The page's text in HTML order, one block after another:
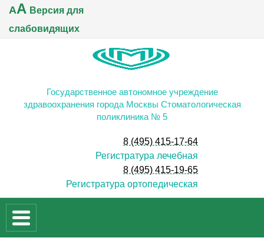
AA Версия для
слабовидящих
Государственное автономное учреждение
здравоохранения города Москвы Стоматологическая
поликлиника № 5
8 (495) 415-17-64
Регистратура лечебная
8 (495) 415-19-65
Регистратура ортопедическая